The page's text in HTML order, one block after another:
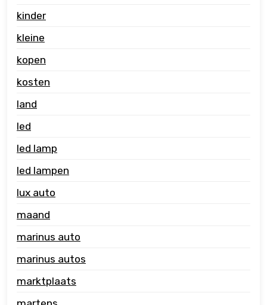
kinder
kleine
kopen
kosten
land
led
led lamp
led lampen
lux auto
maand
marinus auto
marinus autos
marktplaats